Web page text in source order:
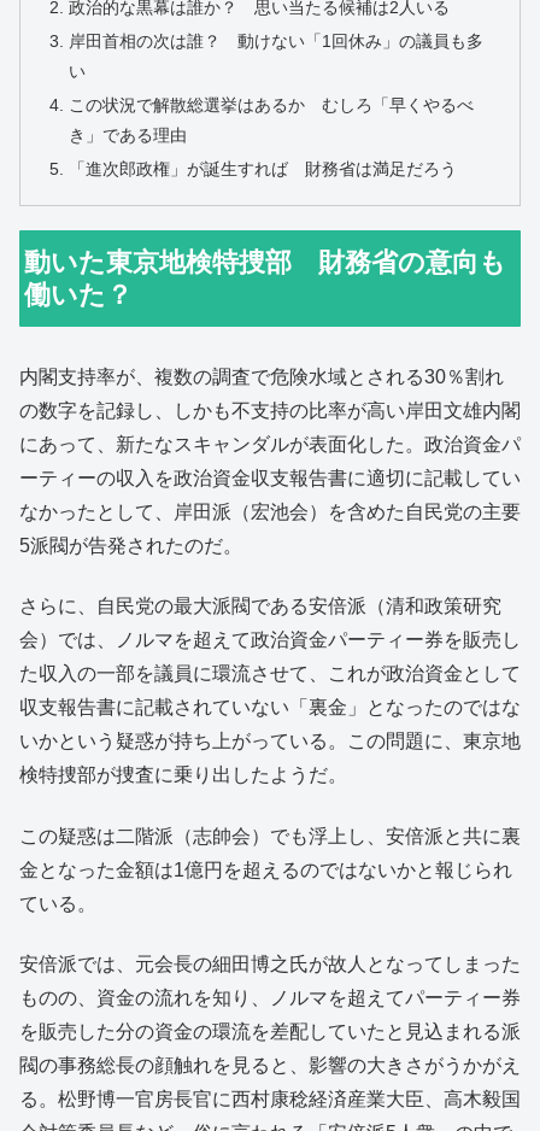
政治的な黒幕は誰か？ 思い当たる候補は2人いる
岸田首相の次は誰？ 動けない「1回休み」の議員も多
い
この状況で解散総選挙はあるか むしろ「早くやるべ
き」である理由
「進次郎政権」が誕生すれば 財務省は満足だろう
動いた東京地検特捜部 財務省の意向も
働いた？
内閣支持率が、複数の調査で危険水域とされる30％割れ
の数字を記録し、しかも不支持の比率が高い岸田文雄内閣
にあって、新たなスキャンダルが表面化した。政治資金パ
ーティーの収入を政治資金収支報告書に適切に記載してい
なかったとして、岸田派（宏池会）を含めた自民党の主要
5派閥が告発されたのだ。
さらに、自民党の最大派閥である安倍派（清和政策研究
会）では、ノルマを超えて政治資金パーティー券を販売し
た収入の一部を議員に環流させて、これが政治資金として
収支報告書に記載されていない「裏金」となったのではな
いかという疑惑が持ち上がっている。この問題に、東京地
検特捜部が捜査に乗り出したようだ。
この疑惑は二階派（志帥会）でも浮上し、安倍派と共に裏
金となった金額は1億円を超えるのではないかと報じられ
ている。
安倍派では、元会長の細田博之氏が故人となってしまった
ものの、資金の流れを知り、ノルマを超えてパーティー券
を販売した分の資金の環流を差配していたと見込まれる派
閥の事務総長の顔触れを見ると、影響の大きさがうかがえ
る。松野博一官房長官に西村康稔経済産業大臣、高木毅国